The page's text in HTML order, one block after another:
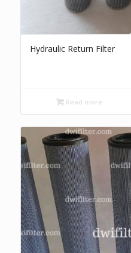
Hydraulic Return Filter
Read more